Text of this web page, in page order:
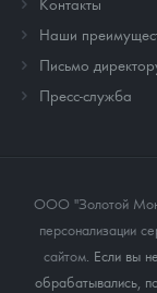
Наши
Письмо
Пресс-служба
ООО "Золотой
персонализации
сайтом . Если вы
обрабатывались,